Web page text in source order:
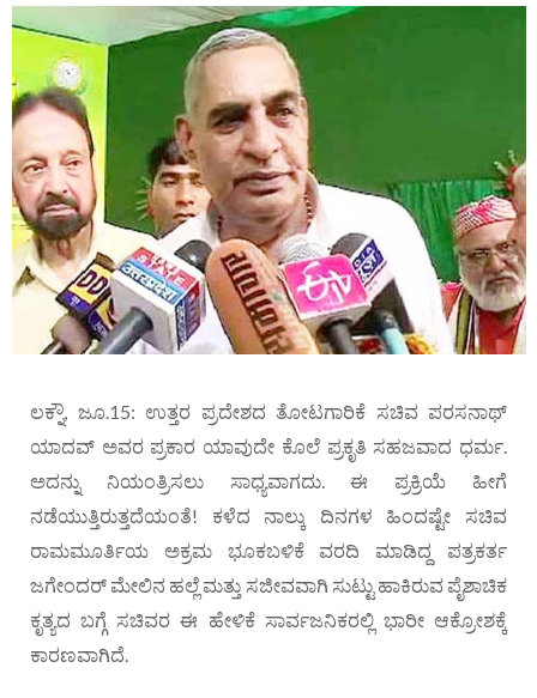
ಲಕ್ನೌ, ಜೂ.15: ಉತ್ತರ ಪ್ರದೇಶದ ತೋಟಗಾರಿಕೆ ಸಚಿವ ಪರಸನಾಥ್
ಯಾದವ್ ಅವರ ಪ್ರಕಾರ ಯಾವುದೇ ಕೊಲೆ ಪ್ರಕೃತಿ ಸಹಜವಾದ ಧರ್ಮ.
ಅದನ್ನು ನಿಯಂತ್ರಿಸಲು ಸಾಧ್ಯವಾಗದು. ಈ ಪ್ರಕ್ರಿಯೆ ಹೀಗೆ
ನಡೆಯುತ್ತಿರುತ್ತದೆಯಂತೆ! ಕಳೆದ ನಾಲ್ಕು ದಿನಗಳ ಹಿಂದಷ್ಟೇ ಸಚಿವ
ರಾಮಮೂರ್ತಿಯ ಅಕ್ರಮ ಭೂಕಬಳಿಕೆ ವರದಿ ಮಾಡಿದ್ದ ಪತ್ರಕರ್ತ
ಜಗೇಂದರ್ ಮೇಲಿನ ಹಲ್ಲೆ ಮತ್ತು ಸಜೀವವಾಗಿ ಸುಟ್ಟು ಹಾಕಿರುವ ಪೈಶಾಚಿಕ
ಕೃತ್ಯದ ಬಗ್ಗೆ ಸಚಿವರ ಈ ಹೇಳಿಕೆ ಸಾರ್ವಜನಿಕರಲ್ಲಿ ಭಾರೀ ಆಕ್ರೋಶಕ್ಕೆ
ಕಾರಣವಾಗಿದೆ.